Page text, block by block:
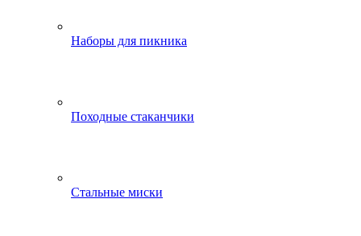
Наборы для пикника
Походные стаканчики
Стальные миски